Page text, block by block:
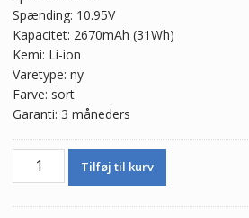
var:
369,00 kr.217,00 kr.
Spænding: 10.95V
Kapacitet: 2670mAh (31Wh)
Kemi: Li-ion
Varetype: ny
Farve: sort
Garanti: 3 måneders
Ægte
Tilføj til kurv